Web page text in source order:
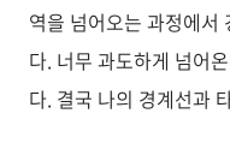
역을 넘어오는 과정에서
다. 너무 과도하게 넘어
다. 결국 나의 경계선과